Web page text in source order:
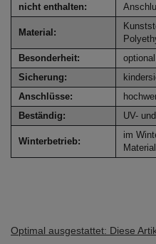
nicht enthalten:
Material:
Besonderheit:
Sicherung:
Anschlüsse:
Beständig:
UV-
Winterbetrieb:
im
Optimal ausgestattet: Diese